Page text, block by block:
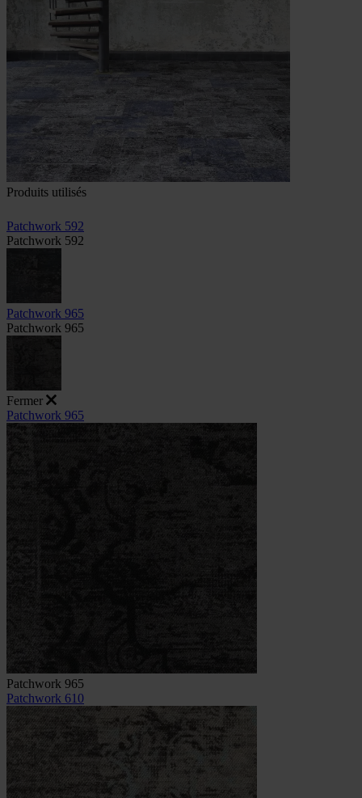
Produits utilisés
Patchwork 592
Patchwork 592
Patchwork 965
Patchwork 965
Fermer
Patchwork 965
Patchwork 965
Patchwork 610